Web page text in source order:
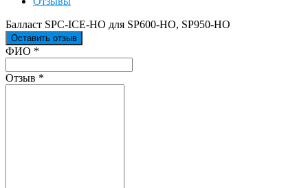
Балласт SPC-ICE-HO для SP600-HO, SP950-HO
Оставить отзыв
Ваш отзыв был отправлен!
ФИО *
Отзыв *